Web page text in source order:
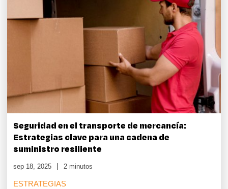
Seguridad en el transporte de mercancía:
Estrategias clave para una cadena de
suministro resiliente
sep 18, 2025 2 minutos
ESTRATEGIAS